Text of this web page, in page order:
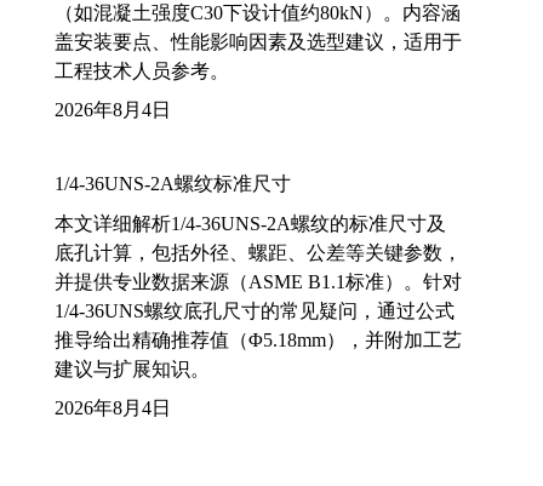
（如混凝土强度C30下设计值约80kN）。内容涵
盖安装要点、性能影响因素及选型建议，适用于
工程技术人员参考。
2026年8月4日
1/4-36UNS-2A螺纹标准尺寸
本文详细解析1/4-36UNS-2A螺纹的标准尺寸及
底孔计算，包括外径、螺距、公差等关键参数，
并提供专业数据来源（ASME B1.1标准）。针对
1/4-36UNS螺纹底孔尺寸的常见疑问，通过公式
推导给出精确推荐值（Φ5.18mm），并附加工艺
建议与扩展知识。
2026年8月4日